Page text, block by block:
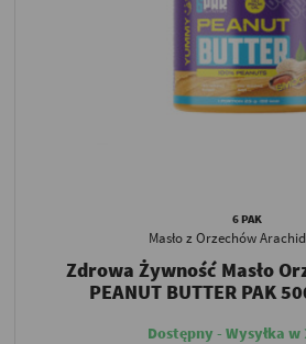
6 PAK
Masło z Orzechów
Zdrowa Żywność Masło
PEANUT BUTTER PAK
Dostępny - Wysyłka w